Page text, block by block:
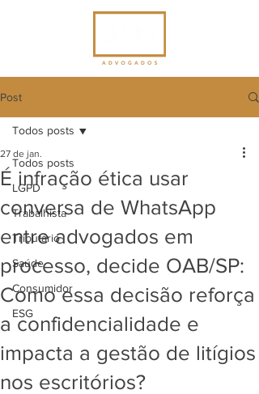
Post
Todos posts
LGPD
Trabalhista
Tributário
Saúde
Consumidor
ESG
Todos posts
É infração ética usar
conversa de WhatsApp
entre advogados em
processo, decide OAB/SP:
Como essa decisão reforça
a confidencialidade e
impacta a gestão de litígios
nos escritórios?
27 de jan.